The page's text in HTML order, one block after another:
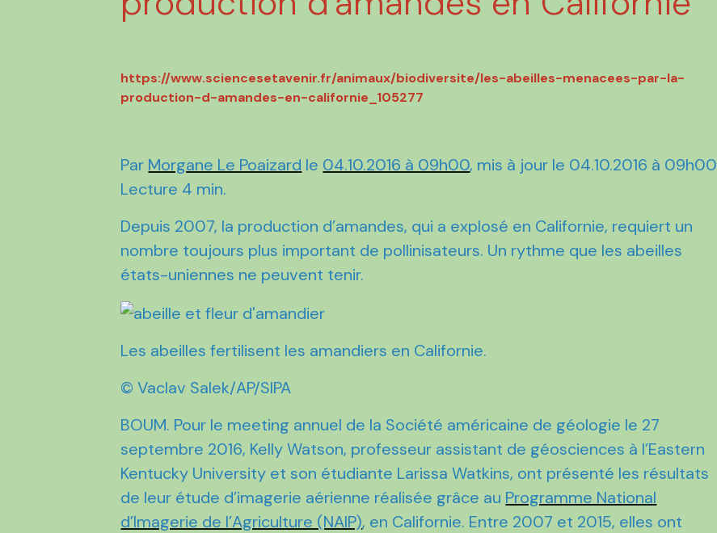
https://www.sciencesetavenir.fr/animaux/biodiversite/les-abeilles-menacees-par-la-
production-d-amandes-en-californie_105277
Par Morgane Le Poaizard le 04.10.2016 à 09h00, mis à jour le 04.10.2016 à 09h00
Lecture 4 min.
Depuis 2007, la production d’amandes, qui a explosé en Californie, requiert un
nombre toujours plus important de pollinisateurs. Un rythme que les abeilles
états-uniennes ne peuvent tenir.
Les abeilles fertilisent les amandiers en Californie.
© Vaclav Salek/AP/SIPA
BOUM. Pour le meeting annuel de la Société américaine de géologie le 27
septembre 2016, Kelly Watson, professeur assistant de géosciences à l’Eastern
Kentucky University et son étudiante Larissa Watkins, ont présenté les résultats
de leur étude d’imagerie aérienne réalisée grâce au Programme National
d’Imagerie de l’Agriculture (NAIP), en Californie. Entre 2007 et 2015, elles ont